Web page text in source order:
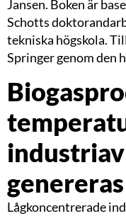
Jansen. Boken är
Schotts
tekniska högskola.
Springer genom den
Lågkoncentrerade